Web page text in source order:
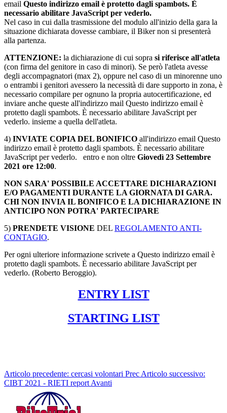
email Questo indirizzo email è protetto dagli spambots. È
necessario abilitare JavaScript per vederlo.
Nel caso in cui dalla trasmissione del modulo all'inizio della gara la
situazione dichiarata dovesse cambiare, il Biker non si presenterà
alla partenza.
ATTENZIONE: la dichiarazione di cui sopra si riferisce all'atleta
(con firma del genitore in caso di minori). Se però l'atleta avesse
degli accompagnatori (max 2), oppure nel caso di un minorenne uno
o entrambi i genitori avessero la necessità di dare supporto in zona, è
necessario compilare per ognuno la propria autocertificazione, ed
inviare anche queste all'indirizzo mail Questo indirizzo email è
protetto dagli spambots. È necessario abilitare JavaScript per
vederlo. insieme a quella dell'atleta.
4) INVIATE COPIA DEL BONIFICO all'indirizzo email Questo
indirizzo email è protetto dagli spambots. È necessario abilitare
JavaScript per vederlo. entro e non oltre Giovedì 23 Settembre
2021 ore 12:00.
NON SARA' POSSIBILE ACCETTARE DICHIARAZIONI
E/O PAGAMENTI DURANTE LA GIORNATA DI GARA.
CHI NON INVIA IL BONIFICO E LA DICHIARAZIONE IN
ANTICIPO NON POTRA' PARTECIPARE
5) PRENDETE VISIONE DEL REGOLAMENTO ANTI-
CONTAGIO.
Per ogni ulteriore informazione scrivete a Questo indirizzo email è
protetto dagli spambots. È necessario abilitare JavaScript per
vederlo. (Roberto Beroggio).
ENTRY LIST
STARTING LIST
Articolo precedente: cercasi volontari PrecArticolo successivo:
CIBT 2021 - RIETI reportAvanti